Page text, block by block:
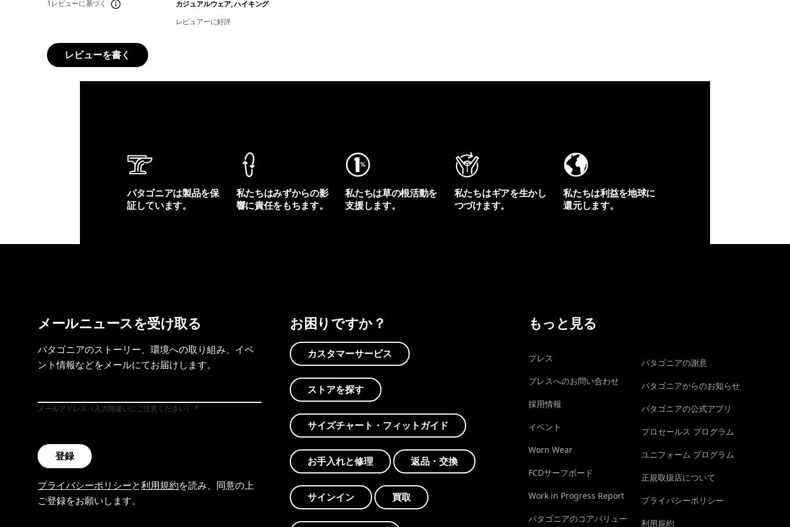
1レビューに基づく
カジュアルウェア, ハイキング
レビュアーに好評
レビューを書く
パタゴニアは製品を保
証しています。
私たちはみずからの影
響に責任をもちます。
私たちは草の根活動を
支援します。
私たちはギアを生かし
つづけます。
私たちは利益を地球に
還元します。
メールニュースを受け取る
パタゴニアのストーリー、環境への取り組み、イベ
ント情報などをメールにてお届けします。
メールアドレス（入力間違いにご注意ください）
登録
プライバシーポリシーと利用規約を読み、同意の上
ご登録をお願いします。
お困りですか？
カスタマーサービス
ストアを探す
サイズチャート・フィットガイド
お手入れと修理 返品・交換
サインイン 買取
もっと見る
プレス
プレスへのお問い合わせ
採用情報
イベント
Worn Wear
FCDサーフボード
Work in Progress Report
パタゴニアのコアバリュー
パタゴニアの謝意
パタゴニアからのお知らせ
パタゴニアの公式アプリ
プロセールス プログラム
ユニフォーム プログラム
正規取扱店について
プライバシーポリシー
利用規約